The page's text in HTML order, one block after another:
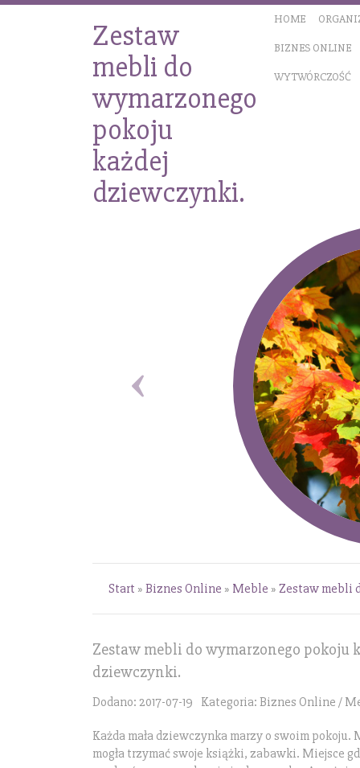
HOME
BIZNES ONLINE
WYTWÓRCZOŚĆ
Zestaw
mebli do
wymarzonego
pokoju
każdej
dziewczynki.
Start » Biznes Online » Meble » Zestaw mebli
Zestaw mebli do wymarzonego pokoju
dziewczynki.
Dodano: 2017-07-19 Kategoria: Biznes Online /
Każda mała dziewczynka marzy o swoim pokoju.
mogła trzymać swoje książki, zabawki. Miejsce